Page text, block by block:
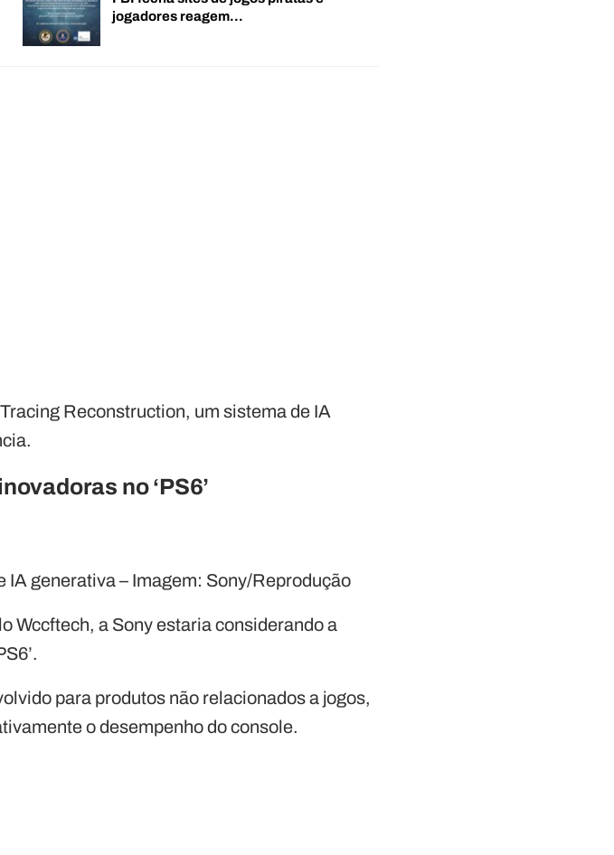
jogadores reagem…
Reconstruction, um sistema de IA
no ‘PS6’
IA generativa – Imagem: Sony/Reprodução
Wccftech, a Sony estaria considerando a
para produtos não relacionados a jogos,
o desempenho do console.